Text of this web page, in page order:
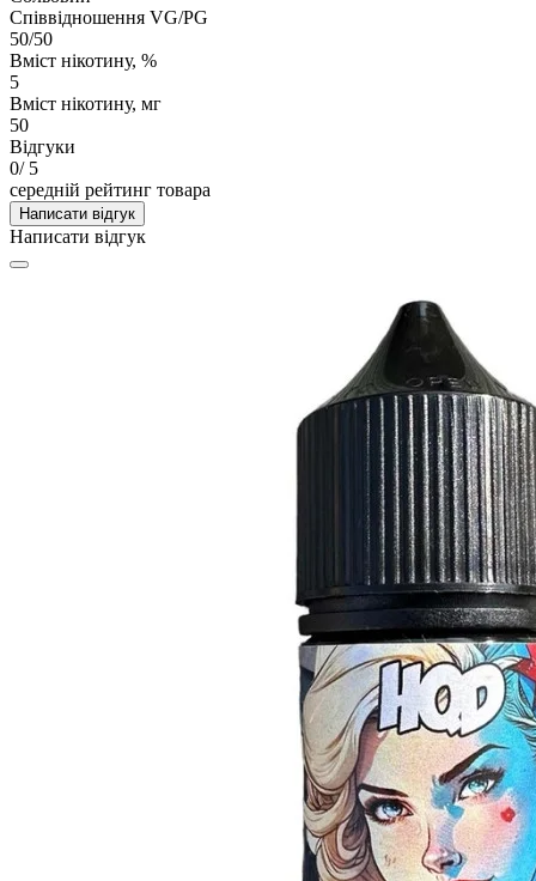
Співвідношення VG/PG
50/50
Вміст нікотину, %
5
Вміст нікотину, мг
50
Відгуки
0/ 5
середній рейтинг товара
Написати відгук
Написати відгук